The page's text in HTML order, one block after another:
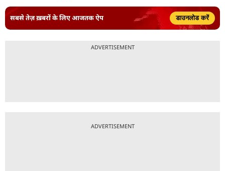
सबसे तेज़ ख़बरों के लिए आजतक ऐप डाउनलोड करें
ADVERTISEMENT
ADVERTISEMENT